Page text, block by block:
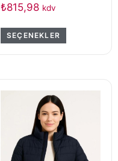
₺815,98 kdv
SEÇENEKLER